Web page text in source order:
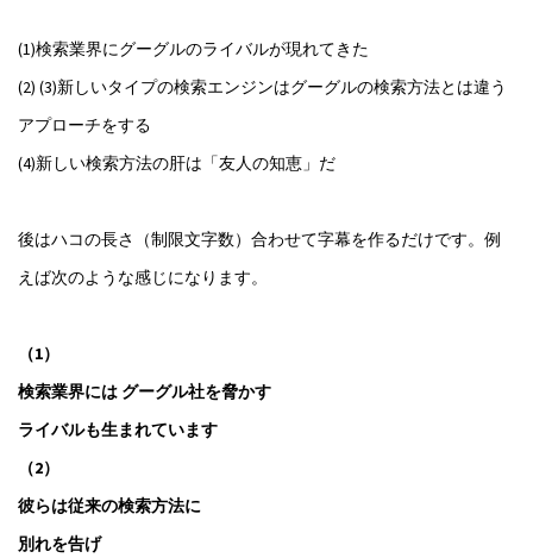
(1)検索業界にグーグルのライバルが現れてきた
(2) (3)新しいタイプの検索エンジンはグーグルの検索方法とは違う
アプローチをする
(4)新しい検索方法の肝は「友人の知恵」だ
後はハコの長さ（制限文字数）合わせて字幕を作るだけです。例
えば次のような感じになります。
（1）
検索業界には グーグル社を脅かす
ライバルも生まれています
（2）
彼らは従来の検索方法に
別れを告げ